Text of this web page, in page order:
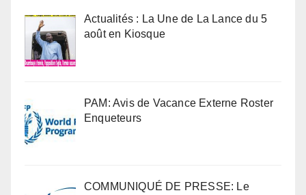
Actualités : La Une de La Lance du 5
août en Kiosque
PAM: Avis de Vacance Externe Roster
Enqueteurs
COMMUNIQUÉ DE PRESSE: Le